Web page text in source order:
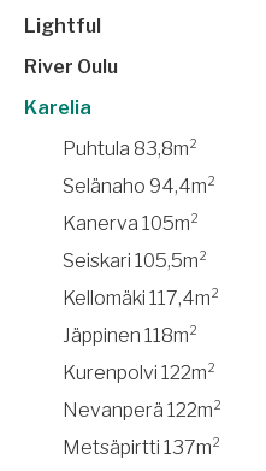
Lightful
River Oulu
Karelia
Puhtula 83,8m²
Selänaho 94,4m²
Kanerva 105m²
Seiskari 105,5m²
Kellomäki 117,4m²
Jäppinen 118m²
Kurenpolvi 122m²
Nevanperä 122m²
Metsäpirtti 137m²